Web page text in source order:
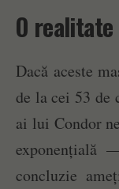
O
Dacă aceste
de la cei 53 de
ai lui Condor
exponențială
concluzie